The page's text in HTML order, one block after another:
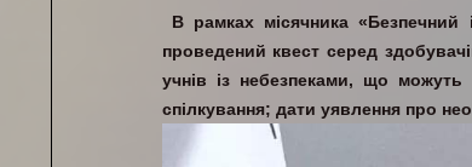
В рамках місячника
проведений квест серед
учнів із небезпеками, що можуть
спілкування; дати уявлення про